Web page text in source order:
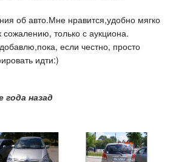
об авто.Мне нравится,удобно мягко
только с аукциона.
если честно, просто
идти:)
года назад